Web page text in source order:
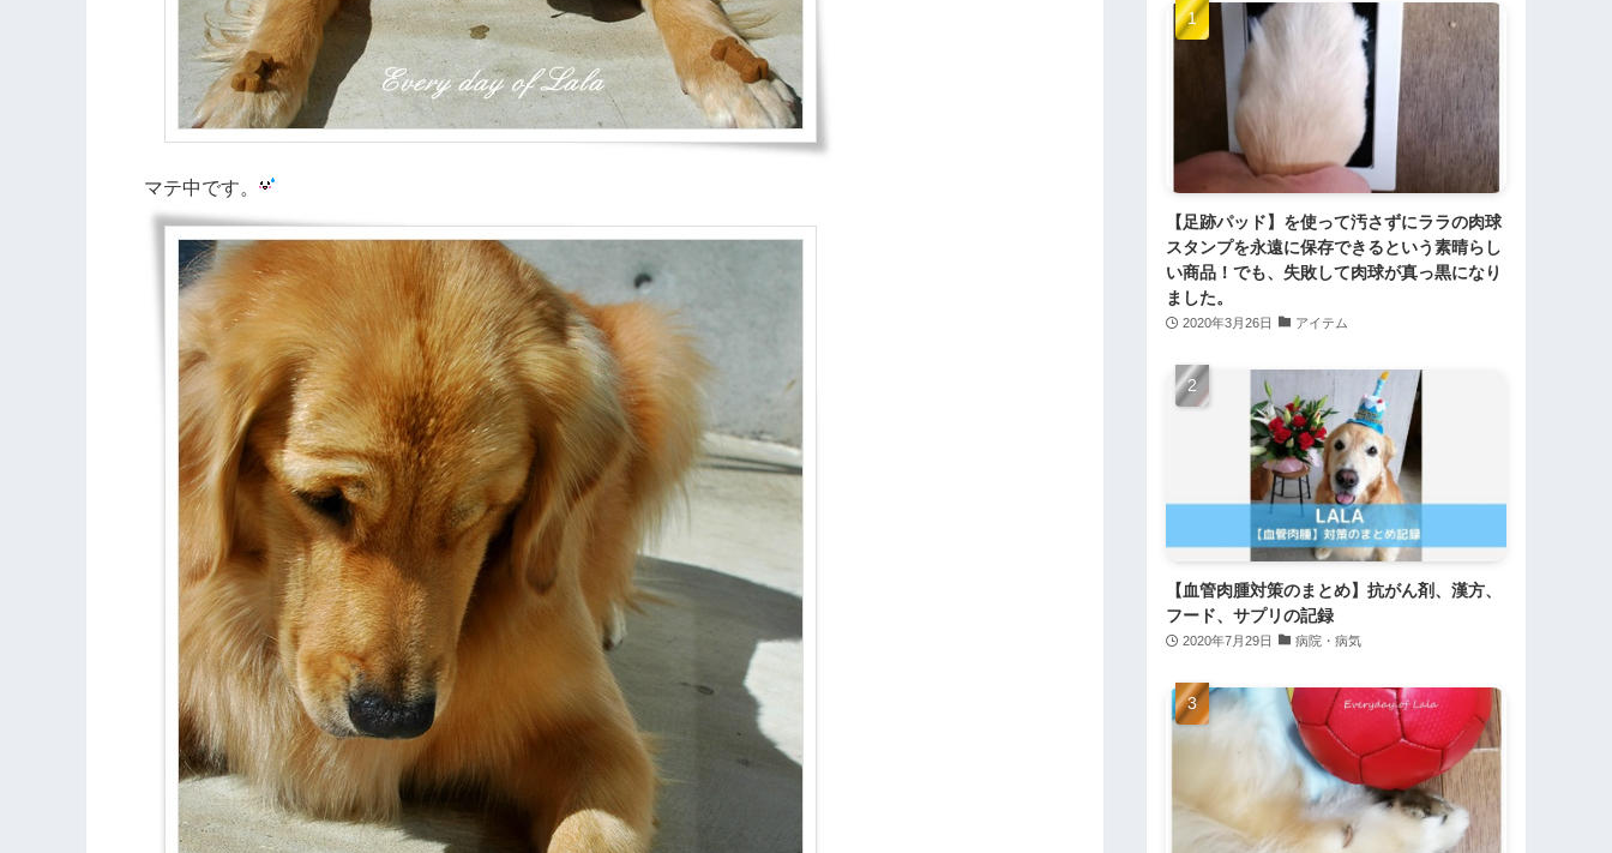
マテ中です。
【足跡パッド】を使って汚さずにララの肉球
スタンプを永遠に保存できるという素晴らし
い商品！でも、失敗して肉球が真っ黒になり
ました。
2020年3月26日 アイテム
【血管肉腫対策のまとめ】抗がん剤、漢方、
フード、サプリの記録
2020年7月29日 病院・病気